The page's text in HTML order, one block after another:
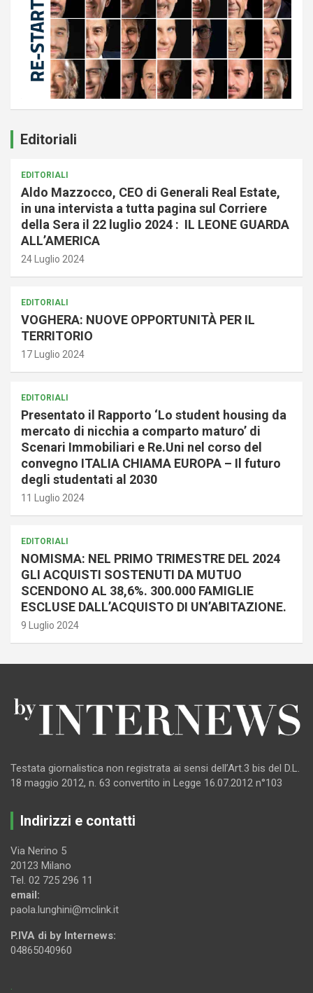
Editoriali
EDITORIALI
Aldo Mazzocco, CEO di Generali Real Estate,
in una intervista a tutta pagina sul Corriere
della Sera il 22 luglio 2024 : IL LEONE GUARDA
ALL’AMERICA
24 Luglio 2024
EDITORIALI
VOGHERA: NUOVE OPPORTUNITÀ PER IL
TERRITORIO
17 Luglio 2024
EDITORIALI
Presentato il Rapporto ‘Lo student housing da
mercato di nicchia a comparto maturo’ di
Scenari Immobiliari e Re.Uni nel corso del
convegno ITALIA CHIAMA EUROPA – Il futuro
degli studentati al 2030
11 Luglio 2024
EDITORIALI
NOMISMA: NEL PRIMO TRIMESTRE DEL 2024
GLI ACQUISTI SOSTENUTI DA MUTUO
SCENDONO AL 38,6%. 300.000 FAMIGLIE
ESCLUSE DALL’ACQUISTO DI UN’ABITAZIONE.
9 Luglio 2024
Testata giornalistica non registrata ai sensi dell’Art.3 bis del D.L.
18 maggio 2012, n. 63 convertito in Legge 16.07.2012 n°103
Indirizzi e contatti
Via Nerino 5
20123 Milano
Tel. 02 725 296 11
email:
paola.lunghini@mclink.it
P.IVA di by Internews:
04865040960
.